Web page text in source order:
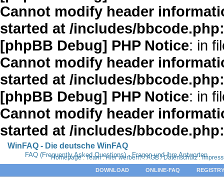
Cannot modify header
started at /includes/
[phpBB Debug] PHP Notice: in
Cannot modify header
started at /includes/
[phpBB Debug] PHP Notice: in
Cannot modify header
started at /includes/
WinFAQ - Die deutsche WinFAQ
FAQ (Frequently Asked Questions) - Fragen und ihre Antworten
Homepage: Team: Hier werben?:AGB / Datenschutz :
DOWNLOAD ONLINE-FAQ